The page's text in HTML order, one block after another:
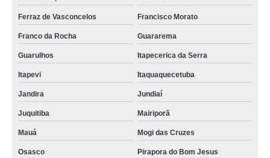
Ferraz de Vasconcelos Francisco Morato
Franco da Rocha Guararema
Guarulhos Itapecerica da Serra
Itapevi Itaquaquecetuba
Jandira Jundiaí
Juquitiba Mairiporã
Mauá Mogi das Cruzes
Osasco Pirapora do Bom Jesus